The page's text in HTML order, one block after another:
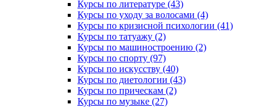
Курсы по литературе (43)
Курсы по уходу за волосами (4)
Курсы по кризисной психологии (41)
Курсы по татуажу (2)
Курсы по машиностроению (2)
Курсы по спорту (97)
Курсы по искусству (40)
Курсы по диетологии (43)
Курсы по прическам (2)
Курсы по музыке (27)